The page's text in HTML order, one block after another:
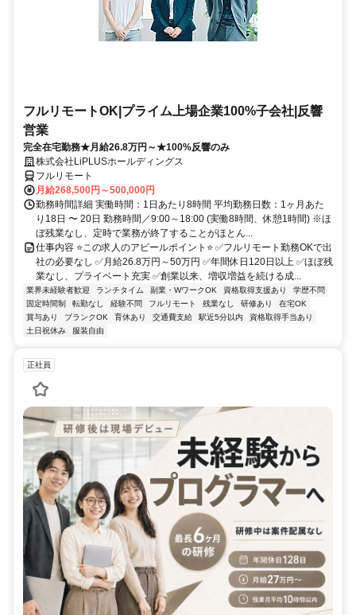
フルリモートOK|プライム上場企業100%子会社|反響
営業
完全在宅勤務★月給26.8万円～★100%反響のみ
株式会社LiPLUSホールディングス
フルリモート
月給268,500円～500,000円
勤務時間詳細 実働時間：1日あたり8時間 平均勤務日数：1ヶ月あた
り18日 〜 20日 勤務時間／9:00～18:00 (実働8時間、休憩1時間) ※ほ
ぼ残業なし、定時で業務が終了することがほとん...
仕事内容 ⭐この求人のアピールポイント⭐ ✅フルリモート勤務OKで出
社の必要なし ✅月給26.8万円～50万円 ✅年間休日120日以上 ✅ほぼ残
業なし、プライベート充実 ✅創業以来、増収増益を続ける成...
業界未経験者歓迎 ランチタイム 副業・WワークOK 資格取得支援あり
学歴不問
固定時間制
転勤なし 経験不問 フルリモート 残業なし 研修あり
在宅OK
賞与あり
ブランクOK 育休あり 交通費支給 駅近5分以内
資格取得手当あり
土日祝休み
服装自由
正社員